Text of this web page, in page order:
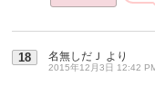
18 名無しだＪ より
2015年12月3日 12:42